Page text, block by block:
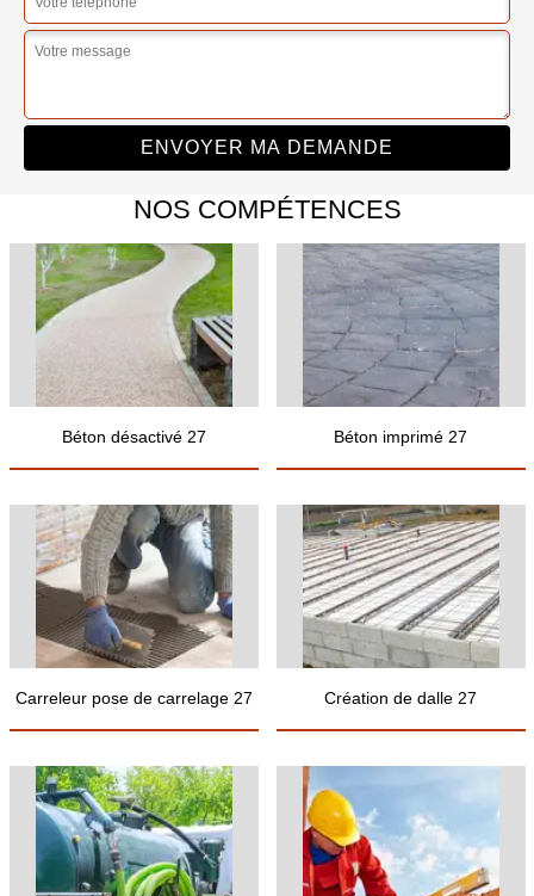
NOS COMPÉTENCES
Béton désactivé 27 Béton imprimé 27
Carreleur pose de carrelage 27 Création de dalle 27